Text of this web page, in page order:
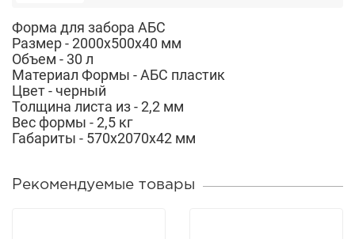
Форма для забора АБС
Размер - 2000х500х40 мм
Объем - 30 л
Материал Формы - АБС пластик
Цвет - черный
Толщина листа из - 2,2 мм
Вес формы - 2,5 кг
Габариты - 570х2070х42 мм
Рекомендуемые товары